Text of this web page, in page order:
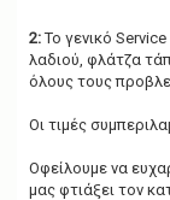
2:Το γενικό
λαδιού, φλάτζα
όλους τους
Οι τιμές
Οφείλουμε να
μας φτιάξει τον